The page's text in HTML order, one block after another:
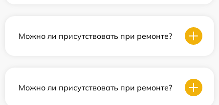
Можно ли присутствовать при ремонте?
Можно ли присутствовать при ремонте?